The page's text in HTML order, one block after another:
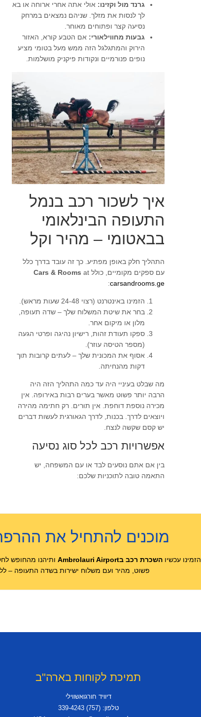
גרנד מול וקזינו: אולי אתה אחרי ארוחה או בא
לך לנסות את מזלך. שניהם נמצאים במרחק
נסיעה קצר ופתוחים מאוחר.
גבעות מחווילאורי: אם הטבע קורא, האזור
הירוק והמתגלגל הזה ממש מעל בטומי מציע
נופים פנורמיים ונקודות פיקניק מושלמות.
איך לשכור רכב בנמל
התעופה הבינלאומי
בבאטומי – מהיר וקל
התהליך חלק באופן מפתיע. כך זה עובד בדרך כלל
עם ספקים מקומיים, כולל
Cars & Rooms at
carsandrooms.ge
:
הזמינו באינטרנט (רצוי 24-48 שעות מראש).
בחר את שיטת המשלוח שלך – שדה תעופה,
מלון או מיקום אחר.
ספקו תעודת זהות, רישיון נהיגה ופרטי הגעה
(מספר הטיסה עוזר).
אסוף את המכונית שלך – לעתים קרובות תוך
דקות מהנחיתה.
מה שבלט בעיניי היה עד כמה התהליך הזה היה
הרבה יותר פשוט מאשר בערים רבות באירופה. אין
מכירה נוספת דוחפת. אין תורים. רק חתימה מהירה
ויוצאים לדרך. בכנות, לדרך הגאורגית לעשות דברים
יש קסם שקשה לנצח.
אפשרויות רכב לכל סוג נסיעה
בין אם אתם נוסעים לבד או עם המשפחה, יש
התאמה טובה לתוכניות שלכם:
מוכנים להתחיל את
הזמינו עכשיוהשכרת רכב בAmbrolauri Airport
ותיהנו מהחופש
פשוט, מהיר ועם משלוח ישירות בשדה התעופה –
תמיכת לקוחות בארה"ב
דיוויד חורגואשווילי
טלפון: (757) 339-4243